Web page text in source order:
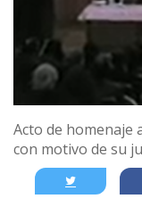
Acto de homenaje
con motivo de su